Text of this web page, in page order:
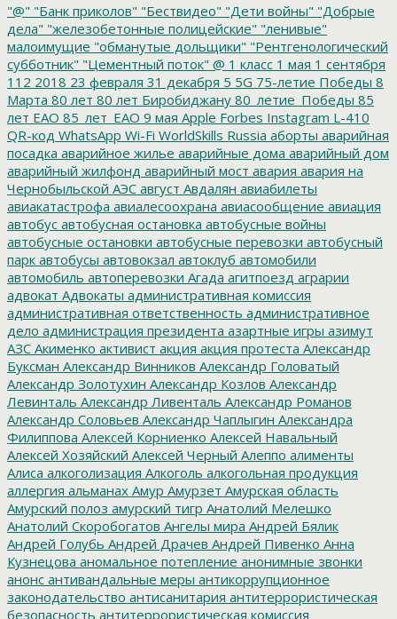
"@" "Банк приколов" "Бествидео" "Дети войны" "Добрые
дела" "железобетонные полицейские" "ленивые"
малоимущие "обманутые дольщики" "Рентгенологический
субботник" "Цементный поток" @ 1 класс 1 мая 1 сентября
112 2018 23 февраля 31 декабря 5 5G 75-летие Победы 8
Марта 80 лет 80 лет Биробиджану 80_летие_Победы 85
лет ЕАО 85_лет_ЕАО 9 мая Apple Forbes Instagram L-410
QR-код WhatsApp Wi-Fi WorldSkills Russia аборты аварийная
посадка аварийное жилье аварийные дома аварийный дом
аварийный жилфонд аварийный мост авария авария на
Чернобыльской АЭС август Авдалян авиабилеты
авиакатастрофа авиалесоохрана авиасообщение авиация
автобус автобусная остановка автобусные войны
автобусные остановки автобусные перевозки автобусный
парк автобусы автовокзал автоклуб автомобили
автомобиль автоперевозки Агада агитпоезд аграрии
адвокат Адвокаты административная комиссия
административная ответственность административное
дело администрация президента азартные игры азимут
АЗС Акименко активист акция акция протеста Александр
Буксман Александр Винников Александр Головатый
Александр Золотухин Александр Козлов Александр
Левинталь Александр Ливенталь Александр Романов
Александр Соловьев Александр Чаплыгин Александра
Филиппова Алексей Корниенко Алексей Навальный
Алексей Хозяйский Алексей Черный Алеппо алименты
Алиса алкоголизация Алкоголь алкогольная продукция
аллергия альманах Амур Амурзет Амурская область
Амурский полоз амурский тигр Анатолий Мелешко
Анатолий Скоробогатов Ангелы мира Андрей Бялик
Андрей Голубь Андрей Драчев Андрей Пивенко Анна
Кузнецова аномальное потепление анонимные звонки
анонс антивандальные меры антикоррупционное
законодательство антисанитария антитеррористическая
безопасность антитеррористическая комиссия